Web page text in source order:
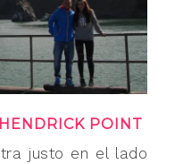
POINT
justo en el lado